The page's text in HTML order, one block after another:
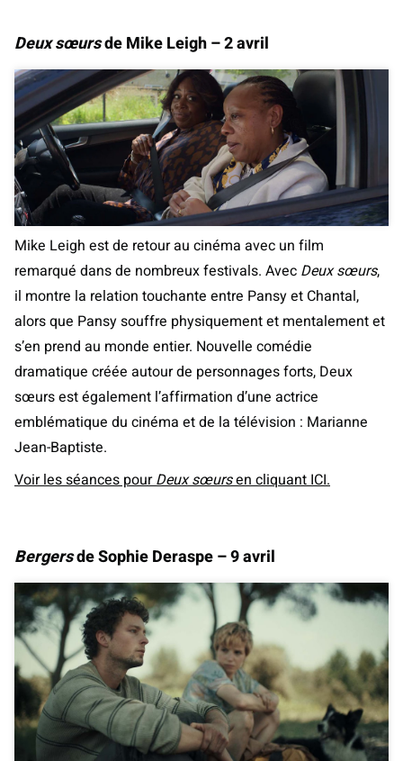
Deux sœursde Mike Leigh – 2 avril
Mike Leigh est de retour au cinéma avec un film
remarqué dans de nombreux festivals. Avec Deux sœurs,
il montre la relation touchante entre Pansy et Chantal,
alors que Pansy souffre physiquement et mentalement et
s’en prend au monde entier. Nouvelle comédie
dramatique créée autour de personnages forts, Deux
sœurs est également l’affirmation d’une actrice
emblématique du cinéma et de la télévision : Marianne
Jean-Baptiste.
Voir les séances pourDeux sœursen cliquant ICI.
Bergersde Sophie Deraspe – 9 avril